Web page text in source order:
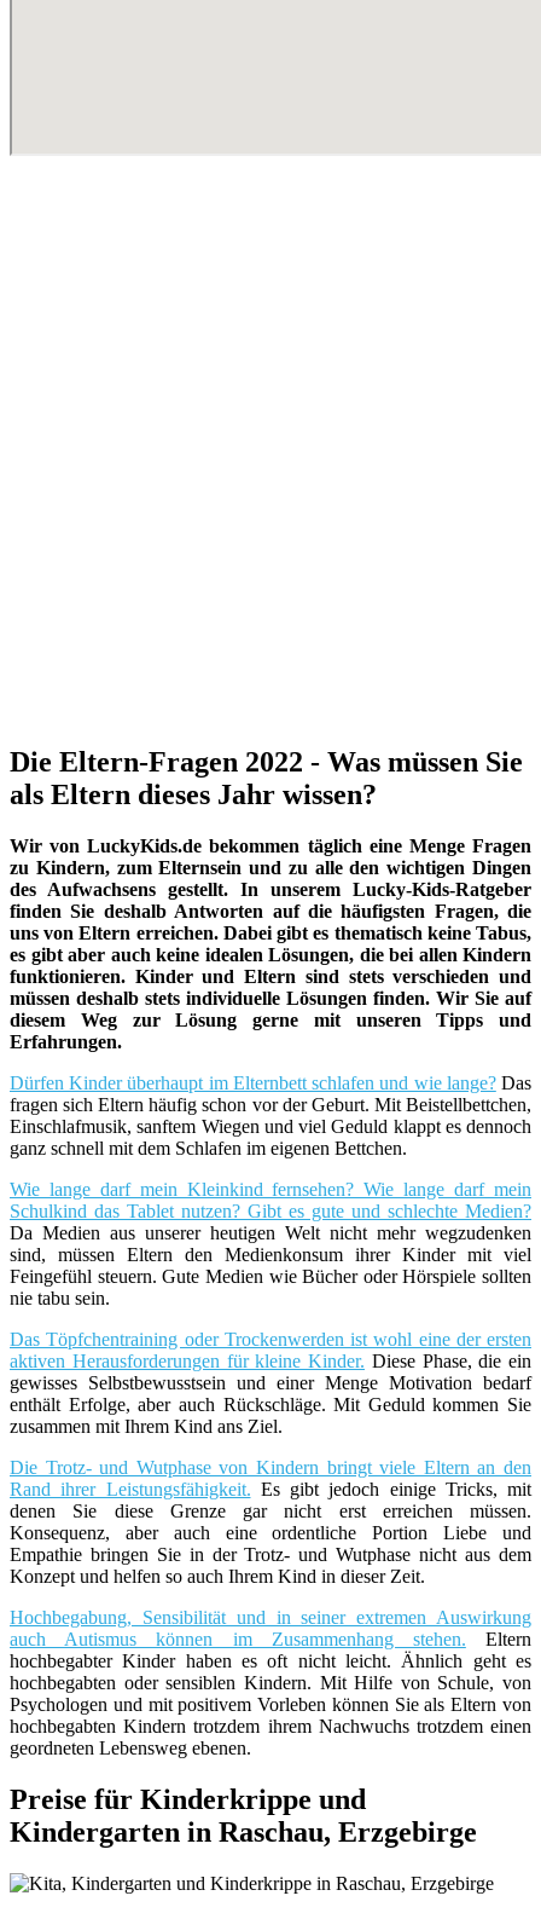
Die Eltern-Fragen 2022 - Was müssen Sie
als Eltern dieses Jahr wissen?
Wir von LuckyKids.de bekommen täglich eine Menge Fragen
zu Kindern, zum Elternsein und zu alle den wichtigen Dingen
des Aufwachsens gestellt. In unserem Lucky-Kids-Ratgeber
finden Sie deshalb Antworten auf die häufigsten Fragen, die
uns von Eltern erreichen. Dabei gibt es thematisch keine Tabus,
es gibt aber auch keine idealen Lösungen, die bei allen Kindern
funktionieren. Kinder und Eltern sind stets verschieden und
müssen deshalb stets individuelle Lösungen finden. Wir Sie auf
diesem Weg zur Lösung gerne mit unseren Tipps und
Erfahrungen.
Dürfen Kinder überhaupt im Elternbett schlafen und wie lange?Das
fragen sich Eltern häufig schon vor der Geburt. Mit Beistellbettchen,
Einschlafmusik, sanftem Wiegen und viel Geduld klappt es dennoch
ganz schnell mit dem Schlafen im eigenen Bettchen.
Wie lange darf mein Kleinkind fernsehen? Wie lange darf mein
Schulkind das Tablet nutzen? Gibt es gute und schlechte Medien?
Da Medien aus unserer heutigen Welt nicht mehr wegzudenken
sind, müssen Eltern den Medienkonsum ihrer Kinder mit viel
Feingefühl steuern. Gute Medien wie Bücher oder Hörspiele sollten
nie tabu sein.
Das Töpfchentraining oder Trockenwerden ist wohl eine der ersten
aktiven Herausforderungen für kleine Kinder. Diese Phase, die ein
gewisses Selbstbewusstsein und einer Menge Motivation bedarf
enthält Erfolge, aber auch Rückschläge. Mit Geduld kommen Sie
zusammen mit Ihrem Kind ans Ziel.
Die Trotz- und Wutphase von Kindern bringt viele Eltern an den
Rand ihrer Leistungsfähigkeit. Es gibt jedoch einige Tricks, mit
denen Sie diese Grenze gar nicht erst erreichen müssen.
Konsequenz, aber auch eine ordentliche Portion Liebe und
Empathie bringen Sie in der Trotz- und Wutphase nicht aus dem
Konzept und helfen so auch Ihrem Kind in dieser Zeit.
Hochbegabung, Sensibilität und in seiner extremen Auswirkung
auch Autismus können im Zusammenhang stehen. Eltern
hochbegabter Kinder haben es oft nicht leicht. Ähnlich geht es
hochbegabten oder sensiblen Kindern. Mit Hilfe von Schule, von
Psychologen und mit positivem Vorleben können Sie als Eltern von
hochbegabten Kindern trotzdem ihrem Nachwuchs trotzdem einen
geordneten Lebensweg ebenen.
Preise für Kinderkrippe und
Kindergarten in Raschau, Erzgebirge